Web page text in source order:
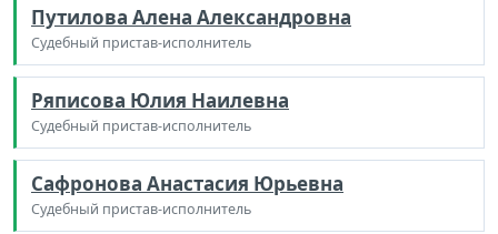
Путилова Алена Александровна
Судебный пристав-исполнитель
Ряписова Юлия Наилевна
Судебный пристав-исполнитель
Сафронова Анастасия Юрьевна
Судебный пристав-исполнитель